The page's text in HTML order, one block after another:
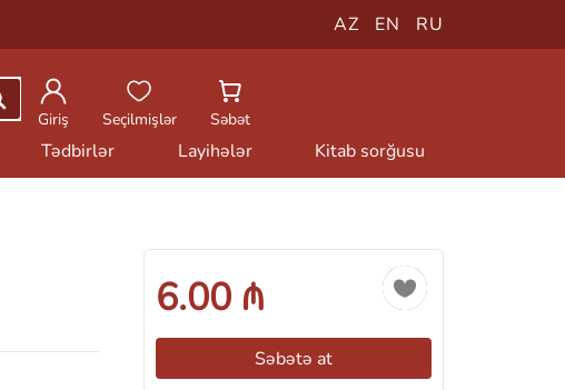
AZ EN RU
Giriş
Seçilmişlər Səbət
Tədbirlər Layihələr Kitab sorğusu
6.00 ₼
Səbətə at